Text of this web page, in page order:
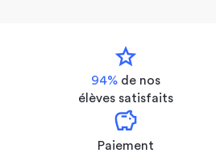
star
94% de nos
élèves satisfaits
savings
Paiement